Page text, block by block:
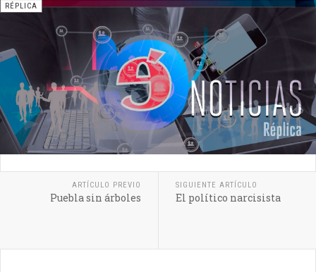
RÉPLICA
ARTÍCULO PREVIO
Puebla sin árboles
SIGUIENTE ARTÍCULO
El político narcisista